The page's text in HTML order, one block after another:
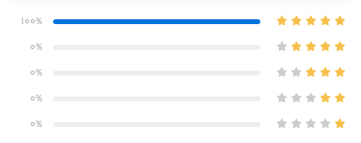
100%
0%
0%
0%
0%